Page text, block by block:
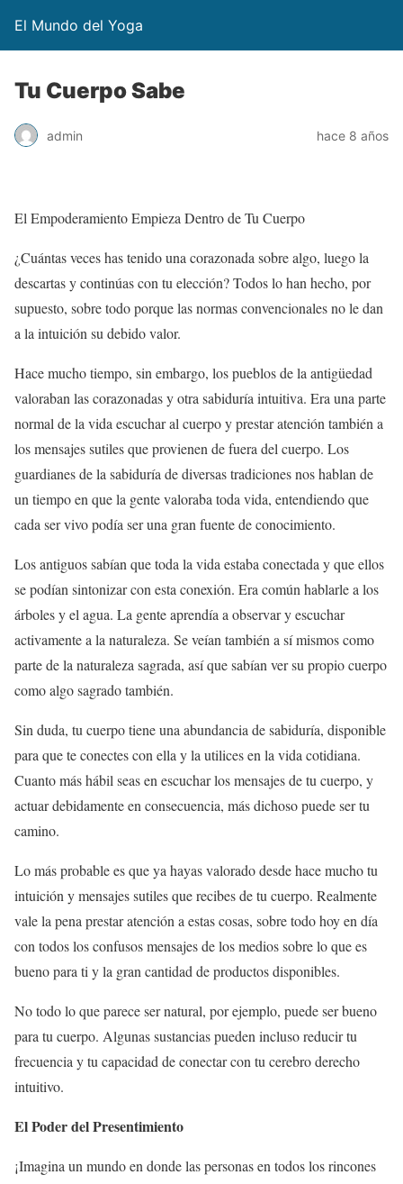
El Mundo del Yoga
Tu Cuerpo Sabe
admin hace 8 años
El Empoderamiento Empieza Dentro de Tu Cuerpo
¿Cuántas veces has tenido una corazonada sobre algo, luego la
descartas y continúas con tu elección? Todos lo han hecho, por
supuesto, sobre todo porque las normas convencionales no le dan
a la intuición su debido valor.
Hace mucho tiempo, sin embargo, los pueblos de la antigüedad
valoraban las corazonadas y otra sabiduría intuitiva. Era una parte
normal de la vida escuchar al cuerpo y prestar atención también a
los mensajes sutiles que provienen de fuera del cuerpo. Los
guardianes de la sabiduría de diversas tradiciones nos hablan de
un tiempo en que la gente valoraba toda vida, entendiendo que
cada ser vivo podía ser una gran fuente de conocimiento.
Los antiguos sabían que toda la vida estaba conectada y que ellos
se podían sintonizar con esta conexión. Era común hablarle a los
árboles y el agua. La gente aprendía a observar y escuchar
activamente a la naturaleza. Se veían también a sí mismos como
parte de la naturaleza sagrada, así que sabían ver su propio cuerpo
como algo sagrado también.
Sin duda, tu cuerpo tiene una abundancia de sabiduría, disponible
para que te conectes con ella y la utilices en la vida cotidiana.
Cuanto más hábil seas en escuchar los mensajes de tu cuerpo, y
actuar debidamente en consecuencia, más dichoso puede ser tu
camino.
Lo más probable es que ya hayas valorado desde hace mucho tu
intuición y mensajes sutiles que recibes de tu cuerpo. Realmente
vale la pena prestar atención a estas cosas, sobre todo hoy en día
con todos los confusos mensajes de los medios sobre lo que es
bueno para ti y la gran cantidad de productos disponibles.
No todo lo que parece ser natural, por ejemplo, puede ser bueno
para tu cuerpo. Algunas sustancias pueden incluso reducir tu
frecuencia y tu capacidad de conectar con tu cerebro derecho
intuitivo.
El Poder del Presentimiento
¡Imagina un mundo en donde las personas en todos los rincones